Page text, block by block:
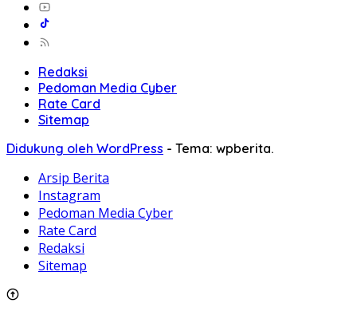
Redaksi
Pedoman Media Cyber
Rate Card
Sitemap
Didukung oleh WordPress - Tema: wpberita.
Arsip Berita
Instagram
Pedoman Media Cyber
Rate Card
Redaksi
Sitemap